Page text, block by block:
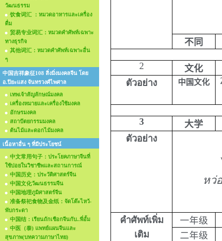
วัฒนธรรม
饮食词汇 ：หมวดอาหารและเครื่อง
ดื่ม
贸易专业词汇：หมวดคำศัพท์เฉพาะ
ทางธุรกิจ
其他词汇：หมวดคำศัพท์เฉพาะอื่น
ๆ
中国吉祥象征108 สิ่งมิ่งมงคลจีน โดย
อ.ปิยะแสง จันทรวงศ์ไพศาล
เทพเจ้าสัญลักษณ์มงคล
เครื่องหมายและเครื่องใช้มงคล
อักษรมงคล
สถาปัตยกรรมมงคล
ต้นไม้และดอกไม้มงคล
เนื้อหาอื่น ๆ ที่มีประโยชน์
中文常用句子：ประโยคภาษาจีนที่
ใช้บ่อยในวิชาชีพและสถานการณ์
中国历史：ประวัติศาสตร์จีน
中国文化วัฒนธรรมจีน
中国地理ภูมิศาสตร์จีน
准备祭祀食物及金纸：จัดโต๊ะไหว้-
พับกระดา
中国结：เรียนถักเชือกจีนกับ..พี่อั้ม
中医（泰) แพทย์แผนจีนและ
สุขภาพ(บทความภาษาไทย)
不同
2
文化
ตัวอย่าง
中国文化
3
大学
ตัวอย่าง
หว่
คำศัพท์เพิ่ม
เติม
一年级
二年级